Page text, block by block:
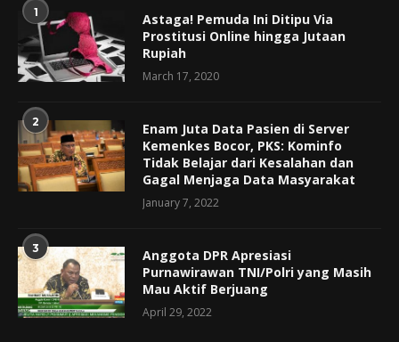
1
Astaga! Pemuda Ini Ditipu Via
Prostitusi Online hingga Jutaan
Rupiah
March 17, 2020
2
Enam Juta Data Pasien di Server
Kemenkes Bocor, PKS: Kominfo
Tidak Belajar dari Kesalahan dan
Gagal Menjaga Data Masyarakat
January 7, 2022
3
Anggota DPR Apresiasi
Purnawirawan TNI/Polri yang Masih
Mau Aktif Berjuang
April 29, 2022